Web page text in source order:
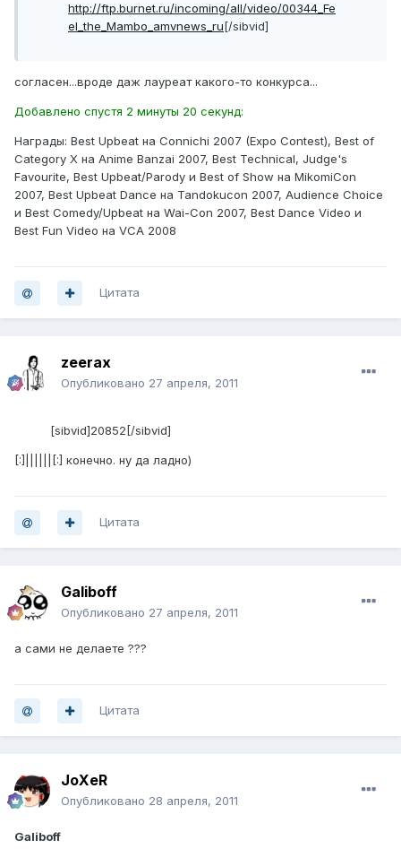
http://ftp.burnet.ru/incoming/all/video/00344_Fe
el_the_Mambo_amvnews_ru[/sibvid]
согласен...вроде даж лауреат какого-то конкурса...
Добавлено спустя 2 минуты 20 секунд:
Награды: Best Upbeat на Connichi 2007 (Expo Contest), Best of
Category X на Anime Banzai 2007, Best Technical, Judge's
Favourite, Best Upbeat/Parody и Best of Show на MikomiCon
2007, Best Upbeat Dance на Tandokucon 2007, Audience Choice
и Best Comedy/Upbeat на Wai-Con 2007, Best Dance Video и
Best Fun Video на VCA 2008
Цитата
zeerax
Опубликовано 27 апреля, 2011
[sibvid]20852[/sibvid]
[:]||||||[:] конечно. ну да ладно)
Цитата
Galiboff
Опубликовано 27 апреля, 2011
а сами не делаете ???
Цитата
JoXeR
Опубликовано 28 апреля, 2011
Galiboff